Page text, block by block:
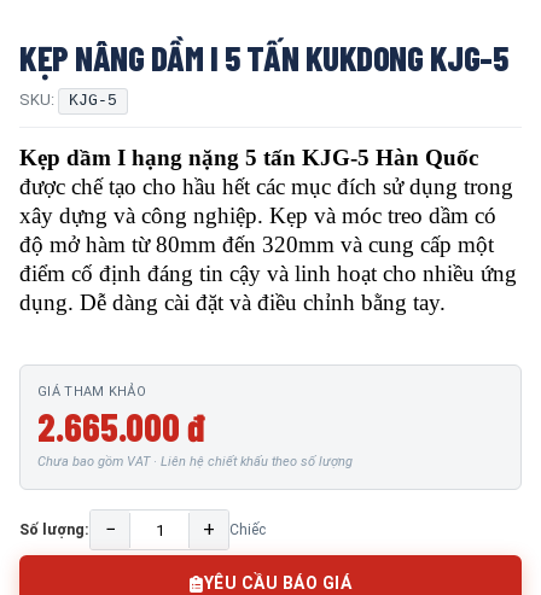
KẸP NÂNG DẦM I 5 TẤN KUKDONG KJG-5
SKU: KJG-5
Kẹp dầm I hạng nặng 5 tấn KJG-5 Hàn Quốc
được chế tạo cho hầu hết các mục đích sử dụng trong
xây dựng và công nghiệp. Kẹp và móc treo dầm có
độ mở hàm từ 80mm đến 320mm ​​và cung cấp một
điểm cố định đáng tin cậy và linh hoạt cho nhiều ứng
dụng. Dễ dàng cài đặt và điều chỉnh bằng tay.
GIÁ THAM KHẢO
2.665.000 đ
Chưa bao gồm VAT · Liên hệ chiết khấu theo số lượng
Số lượng: − + Chiếc
YÊU CẦU BÁO GIÁ